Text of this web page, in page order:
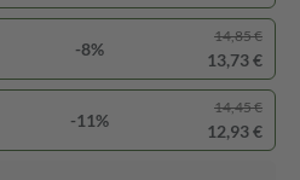
-8%
14,85 €
13,73 €
-11%
14,45 €
12,93 €